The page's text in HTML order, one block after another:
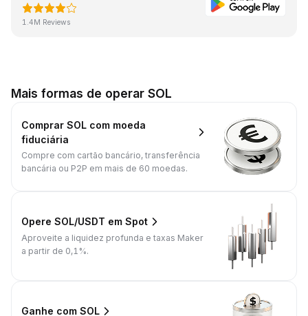
1.4M Reviews
Mais formas de operar SOL
Comprar SOL com moeda
fiduciária
Compre com cartão bancário, transferência
bancária ou P2P em mais de 60 moedas.
Opere SOL/USDT em Spot
Aproveite a liquidez profunda e taxas Maker
a partir de 0,1%.
Ganhe com SOL